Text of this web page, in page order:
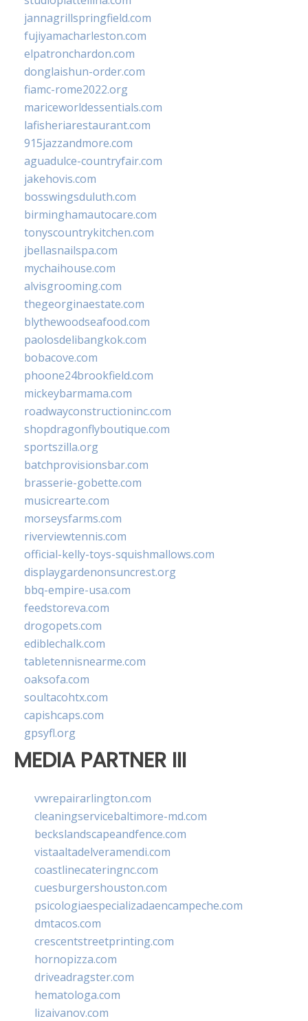
jannagrillspringfield.com
fujiyamacharleston.com
elpatronchardon.com
donglaishun-order.com
fiamc-rome2022.org
mariceworldessentials.com
lafisheriarestaurant.com
915jazzandmore.com
aguadulce-countryfair.com
jakehovis.com
bosswingsduluth.com
birminghamautocare.com
tonyscountrykitchen.com
jbellasnailspa.com
mychaihouse.com
alvisgrooming.com
thegeorginaestate.com
blythewoodseafood.com
paolosdelibangkok.com
bobacove.com
phoone24brookfield.com
mickeybarmama.com
roadwayconstructioninc.com
shopdragonflyboutique.com
sportszilla.org
batchprovisionsbar.com
brasserie-gobette.com
musicrearte.com
morseysfarms.com
riverviewtennis.com
official-kelly-toys-squishmallows.com
displaygardenonsuncrest.org
bbq-empire-usa.com
feedstoreva.com
drogopets.com
ediblechalk.com
tabletennisnearme.com
oaksofa.com
soultacohtx.com
capishcaps.com
gpsyfl.org
MEDIA PARTNER III
vwrepairarlington.com
cleaningservicebaltimore-md.com
beckslandscapeandfence.com
vistaaltadelveramendi.com
coastlinecateringnc.com
cuesburgershouston.com
psicologiaespecializadaencampeche.com
dmtacos.com
crescentstreetprinting.com
hornopizza.com
driveadragster.com
hematologa.com
lizaivanov.com